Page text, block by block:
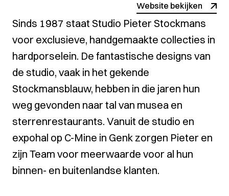
Website bekijken
Sinds 1987 staat Studio Pieter Stockmans
voor exclusieve, handgemaakte collecties in
hardporselein. De fantastische designs van
de studio, vaak in het gekende
Stockmansblauw, hebben in die jaren hun
weg gevonden naar tal van musea en
sterrenrestaurants. Vanuit de studio en
expohal op C-Mine in Genk zorgen Pieter en
zijn Team voor meerwaarde voor al hun
binnen- en buitenlandse klanten.